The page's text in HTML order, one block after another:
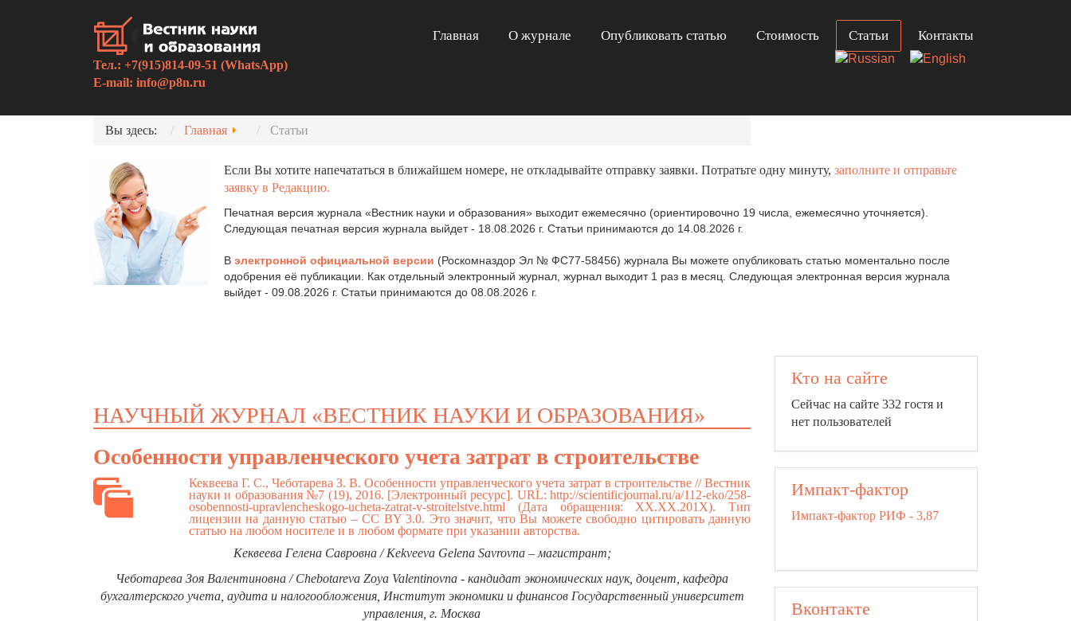
Тел.: +7(915)814-09-51 (WhatsApp)
E-mail: info@p8n.ru
Главная О журнале Опубликовать статью Стоимость Статьи Контакты
Вы здесь: Главная Статьи
Если Вы хотите напечататься в ближайшем номере, не откладывайте отправку заявки. Потратьте одну минуту, заполните и отправьте
заявку в Редакцию.
Печатная версия журнала «Вестник науки и образования» выходит ежемесячно (ориентировочно 19 числа, ежемесячно уточняется).
Следующая печатная версия журнала выйдет - 18.08.2026 г. Статьи принимаются до 14.08.2026 г.
В электронной официальной версии (Роскомназдор Эл № ФС77-58456) журнала Вы можете опубликовать статью моментально после
одобрения её публикации. Как отдельный электронный журнал, журнал выходит 1 раз в месяц. Следующая электронная версия журнала
выйдет - 09.08.2026 г. Статьи принимаются до 08.08.2026 г.
НАУЧНЫЙ ЖУРНАЛ «ВЕСТНИК НАУКИ И ОБРАЗОВАНИЯ»
Особенности управленческого учета затрат в строительстве
Кеквеева Г. С., Чеботарева З. В. Особенности управленческого учета затрат в строительстве // Вестник
науки и образования №7 (19), 2016. [Электронный ресурс]. URL: http://scientificjournal.ru/a/112-eko/258-
osobennosti-upravlencheskogo-ucheta-zatrat-v-stroitelstve.html (Дата обращения: ХХ.ХХ.201Х). Тип
лицензии на данную статью – CC BY 3.0. Это значит, что Вы можете свободно цитировать данную
статью на любом носителе и в любом формате при указании авторства.
Кеквеева Гелена Савровна / Kekveeva Gelena Savrovna – магистрант;
Чеботарева Зоя Валентиновна / Chebotareva Zoya Valentinovna - кандидат экономических наук, доцент, кафедра
бухгалтерского учета, аудита и налогообложения, Институт экономики и финансов Государственный университет
управления, г. Москва
Кто на сайте
Сейчас на сайте 332 гостя и
нет пользователей
Импакт-фактор
Импакт-фактор РИФ - 3,87
Вконтакте